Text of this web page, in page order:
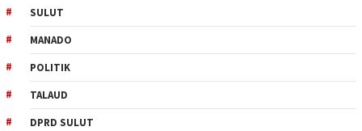
SULUT
MANADO
POLITIK
TALAUD
DPRD SULUT